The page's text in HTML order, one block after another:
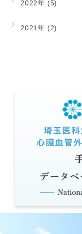
2022年 (5)
2021年 (2)